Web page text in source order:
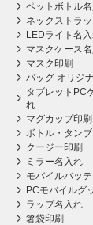
ペットボトル
ネックストラ
LEDライト名
マスクケース
マスク印刷
バッグ オリジ
タブレットPC
れ
マグカップ印刷
ボトル・タン
クージー印刷
ミラー名入れ
モバイルバッ
PCモバイルグ
ラップ名入れ
箸袋印刷